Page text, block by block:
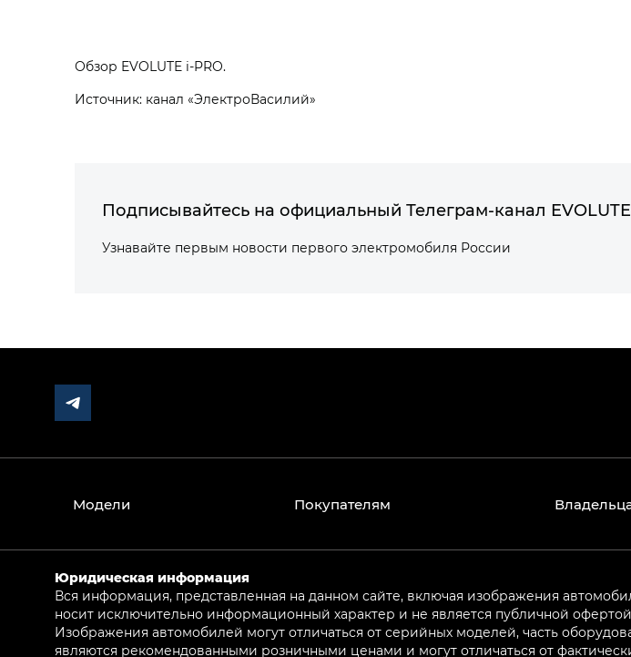
Обзор EVOLUTE i‑PRO.
Источник: канал «ЭлектроВасилий»
Подписывайтесь на официальный Телеграм-канал EVOLUTE
Узнавайте первым новости первого электромобиля России
Модели Покупателям
Юридическая информация
Вся информация, представленная на данном сайте, включая изображения
носит исключительно информационный характер и не является публичной
Изображения автомобилей могут отличаться от серийных моделей, часть
являются рекомендованными розничными ценами и могут отличаться от